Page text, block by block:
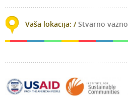
Vaša lokacija: /Stvarno vazno